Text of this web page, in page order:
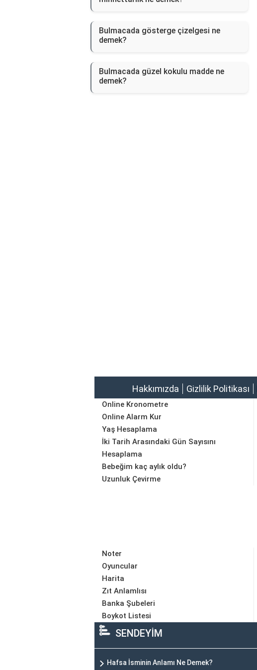
Bulmacada gösterge çizelgesi ne
demek?
Bulmacada güzel kokulu madde ne
demek?
Hakkımızda Gizlilik Politikası
Online Kronometre
Online Alarm Kur
Yaş Hesaplama
İki Tarih Arasındaki Gün Sayısını
Hesaplama
Bebeğim kaç aylık oldu?
Uzunluk Çevirme
Noter
Oyuncular
Harita
Zıt Anlamlısı
Banka Şubeleri
Boykot Listesi
SENDEYİM
Hafsa İsminin Anlamı Ne Demek?